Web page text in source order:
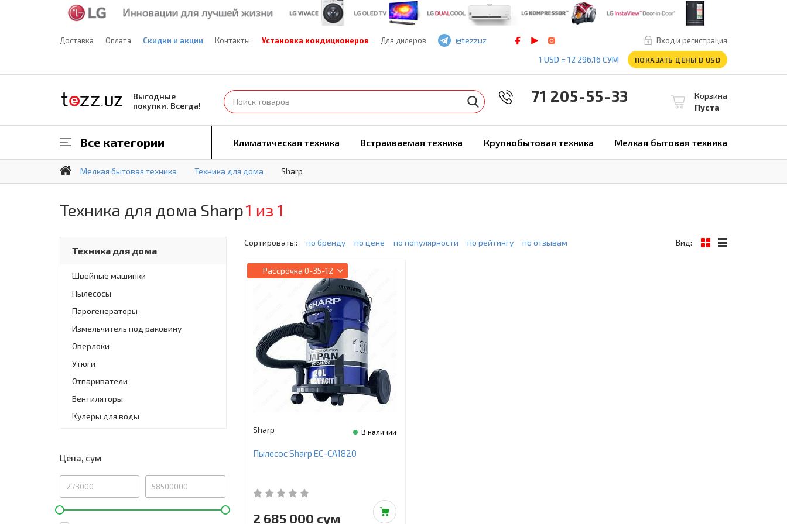
Доставка Оплата Скидки и акции Контакты Установка кондиционеров Для дилеров Вход и регистрация
@tezzuz
1 USD = 12 296.16 СУМ
ПОКАЗАТЬ ЦЕНЫ В USD
Выгодные
покупки. Всегда!
Корзина
Пуста
71 205-55-33
Все категории Климатическая техника Встраиваемая техника Крупнобытовая техника Мелкая бытовая техника
Мелкая бытовая техника Техника для дома Sharp
Техника для дома Sharp1 из 1
Техника для дома
Швейные машинки
Пылесосы
Парогенераторы
Измельчитель под раковину
Оверлоки
Утюги
Отпариватели
Вентиляторы
Кулеры для воды
Цена, сум
Сортировать:: по бренду по цене по популярности по рейтингу по отзывам Вид:
Рассрочка 0-35-12
В наличии
Sharp
Пылесос Sharp EC-CA1820
2 685 000 сум